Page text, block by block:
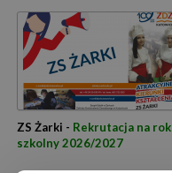
ZS Żarki - Rekrutacja na rok
szkolny 2026/2027